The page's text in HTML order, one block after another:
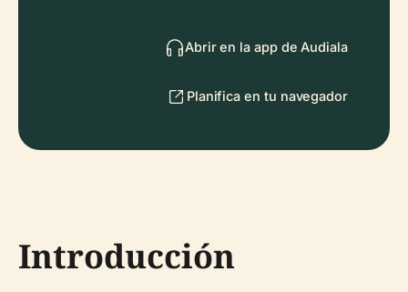
Abrir en la app de Audiala
Planifica en tu navegador
Introducción